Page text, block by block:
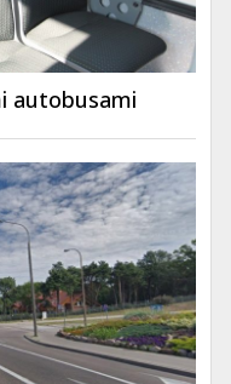
autobusami